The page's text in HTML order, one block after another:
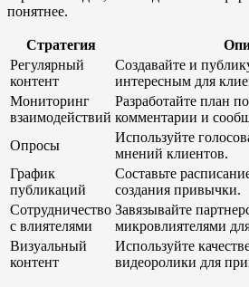
понятнее.
Стратегия
Регулярный
контент
Создавайте и
интересным для
Мониторинг
взаимодействий
Разработайте план
комментарии и
Опросы
Используйте
мнений клиентов.
График
публикаций
Составьте
создания привычки.
Сотрудничество
с влиятелями
Завязывайте
микровлиятелями
Визуальный
контент
Используйте
видеоролики для